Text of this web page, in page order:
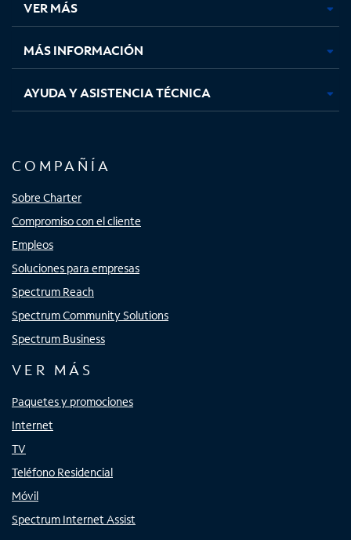
pestaña
nueva
pestaña
nueva
pestaña
nuevanueva
VER MÁS
MÁS INFORMACIÓN
AYUDA Y ASISTENCIA TÉCNICA
COMPAÑÍA
Sobre Charter
Compromiso con el cliente
Empleos
Soluciones para empresas
Spectrum Reach
Spectrum Community Solutions
Spectrum Business
VER MÁS
Paquetes y promociones
Internet
TV
Teléfono Residencial
Móvil
Spectrum Internet Assist